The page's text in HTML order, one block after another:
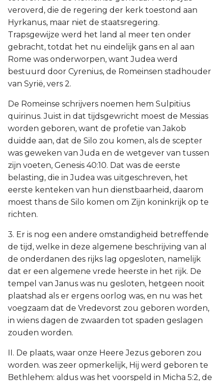
veroverd, die de regering der kerk toestond aan
Hyrkanus, maar niet de staatsregering.
Trapsgewijze werd het land al meer ten onder
gebracht, totdat het nu eindelijk gans en al aan
Rome was onderworpen, want Judea werd
bestuurd door Cyrenius, de Romeinsen stadhouder
van Syrië, vers 2.
De Romeinse schrijvers noemen hem Sulpitius
quirinus. Juist in dat tijdsgewricht moest de Messias
worden geboren, want de profetie van Jakob
duidde aan, dat de Silo zou komen, als de scepter
was geweken van Juda en de wetgever van tussen
zijn voeten, Genesis 40:10. Dat was de eerste
belasting, die in Judea was uitgeschreven, het
eerste kenteken van hun dienstbaarheid, daarom
moest thans de Silo komen om Zijn koninkrijk op te
richten.
3. Er is nog een andere omstandigheid betreffende
de tijd, welke in deze algemene beschrijving van al
de onderdanen des rijks lag opgesloten, namelijk
dat er een algemene vrede heerste in het rijk. De
tempel van Janus was nu gesloten, hetgeen nooit
plaatshad als er ergens oorlog was, en nu was het
voegzaam dat de Vredevorst zou geboren worden,
in wiens dagen de zwaarden tot spaden geslagen
zouden worden.
II. De plaats, waar onze Heere Jezus geboren zou
worden. was zeer opmerkelijk, Hij werd geboren te
Bethlehem: aldus was het voorspeld in Micha 5:2, de